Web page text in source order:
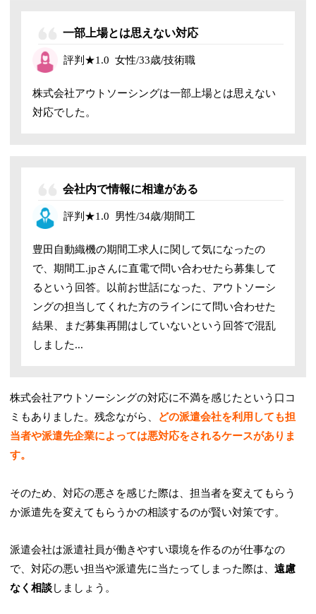
一部上場とは思えない対応
評判 ★1 .0 女性/33歳/技術職
株式会社アウトソーシングは一部上場とは思えない
対応でした。
会社内で情報に相違がある
評判 ★1 .0 男性/34歳/期間工
豊田自動織機の期間工求人に関して気になったの
で、期間工.jpさんに直電で問い合わせたら募集して
るという回答。以前お世話になった、アウトソーシ
ングの担当してくれた方のラインにて問い合わせた
結果、まだ募集再開はしていないという回答で混乱
しました...
株式会社アウトソーシングの対応に不満を感じたという口コ
ミもありました。残念ながら、
どの派遣会社を利用しても担
当者や派遣先企業によっては悪対応をされるケースがありま
す。
そのため、対応の悪さを感じた際は、担当者を変えてもらう
か派遣先を変えてもらうかの相談するのが賢い対策です。
派遣会社は派遣社員が働きやすい環境を作るのが仕事なの
で、対応の悪い担当や派遣先に当たってしまった際は、遠慮
なく相談しましょう。